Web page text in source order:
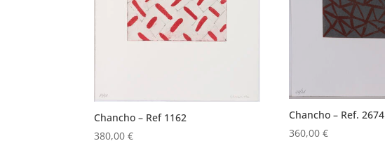
Chancho – Ref 1162
380,00€
Chancho – Ref. 2674
360,00€